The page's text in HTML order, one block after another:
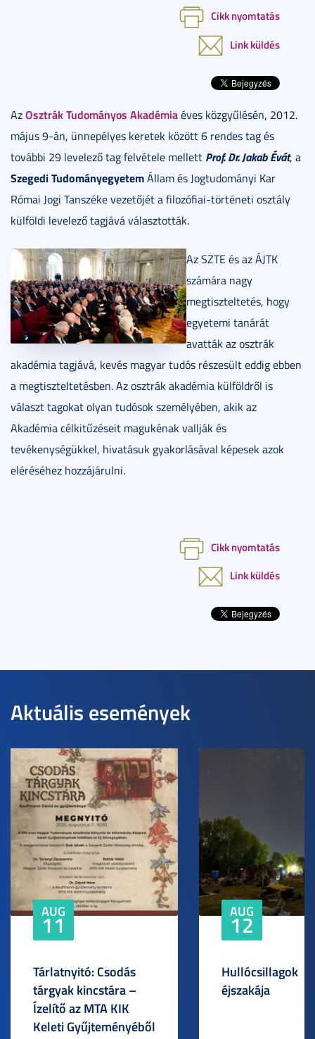
Cikk nyomtatás
Link küldés
AzOsztrák Tudományos Akadémiaéves közgyűlésén, 2012.
május 9-án, ünnepélyes keretek között 6 rendes tag és
további 29 levelező tag felvétele mellett Prof. Dr. Jakab Évát, a
Szegedi TudományegyetemÁllam és Jogtudományi Kar
Római Jogi Tanszéke vezetőjét a filozófiai-történeti osztály
külföldi levelező tagjává választották.
Az SZTE és az ÁJTK
számára nagy
megtiszteltetés, hogy
egyetemi tanárát
avatták az osztrák
akadémia tagjává, kevés magyar tudós részesült eddig ebben
a megtiszteltetésben. Az osztrák akadémia külföldről is
választ tagokat olyan tudósok személyében, akik az
Akadémia célkitűzéseit magukénak vallják és
tevékenységükkel, hivatásuk gyakorlásával képesek azok
eléréséhez hozzájárulni.
Cikk nyomtatás
Link küldés
Aktuális események
AUG
11
Tárlatnyitó: Csodás
tárgyak kincstára –
Ízelítő az MTA KIK
Keleti Gyűjteményéből
AUG
12
Hullócsillagok
éjszakája